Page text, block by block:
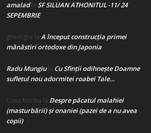
amaladla SF SILUAN ATHONITUL -11/ 24
SEPEMBRIE
gheorghe la A început construcţia primei
mănăstiri ortodoxe din Japonia
Radu Mungiula Cu Sfinții odihnește Doamne
sufletul nou adormitei roabei Tale…
Crina Marina la Despre păcatul malahiei
(masturbării) şi onaniei (pazei de a nu avea
copii)